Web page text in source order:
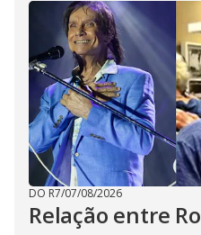
DO R7/07/08/2026
Relação entre